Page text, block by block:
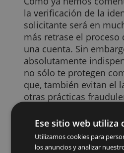
Bankia
La Caixa
Openbank
ImaginBank
Evo Banco
Bunq
Como ya hemos
la verificación de la